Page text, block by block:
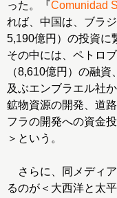
った。『Comunidad
れば、中国は、ブラ
5,190億円）の投資に
その中には、ペトロ
（8,610億円）の融
及ぶエンブラエル社
鉱物資源の開発、道
フラの開発への資金
＞という。
さらに、同メディ
るのが＜大西洋と太